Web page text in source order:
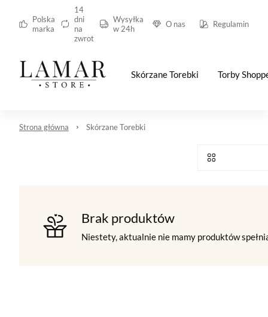
Polska
marka
14
dni
na
zwrot
Wysyłka
w 24h
O nas Regulamin
Skórzane Torebki Torby
Strona główna Skórzane Torebki
Brak produktów
Niestety, aktualnie nie mamy produktów